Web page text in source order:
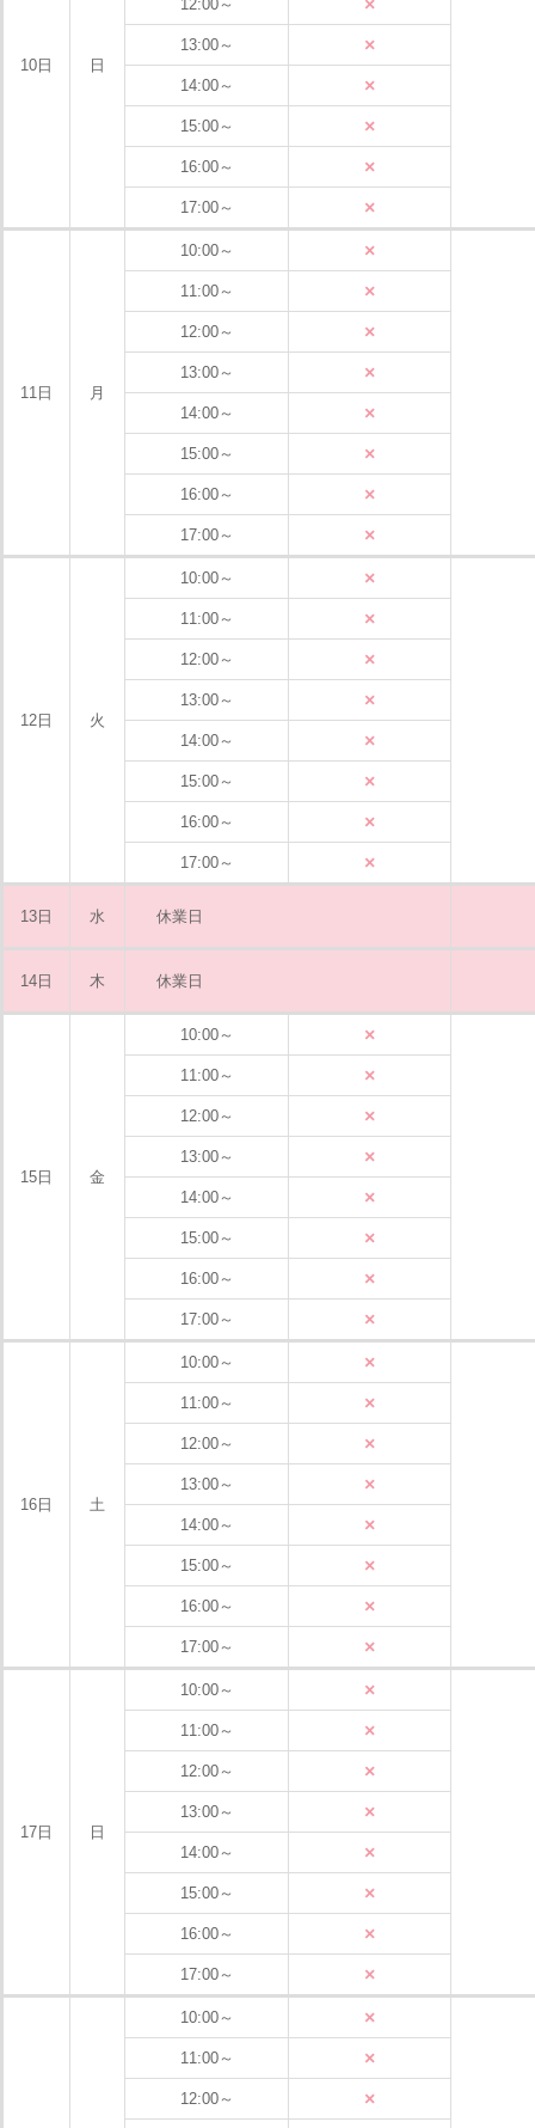
10日 日
12:00～ ×
13:00～ ×
14:00～ ×
15:00～ ×
16:00～ ×
17:00～ ×
11日 月
10:00～ ×
11:00～ ×
12:00～ ×
13:00～ ×
14:00～ ×
15:00～ ×
16:00～ ×
17:00～ ×
12日 火
10:00～ ×
11:00～ ×
12:00～ ×
13:00～ ×
14:00～ ×
15:00～ ×
16:00～ ×
17:00～ ×
13日 水 休業日
14日 木 休業日
15日 金
10:00～ ×
11:00～ ×
12:00～ ×
13:00～ ×
14:00～ ×
15:00～ ×
16:00～ ×
17:00～ ×
16日 土
10:00～ ×
11:00～ ×
12:00～ ×
13:00～ ×
14:00～ ×
15:00～ ×
16:00～ ×
17:00～ ×
17日 日
10:00～ ×
11:00～ ×
12:00～ ×
13:00～ ×
14:00～ ×
15:00～ ×
16:00～ ×
17:00～ ×
10:00～ ×
11:00～ ×
12:00～ ×